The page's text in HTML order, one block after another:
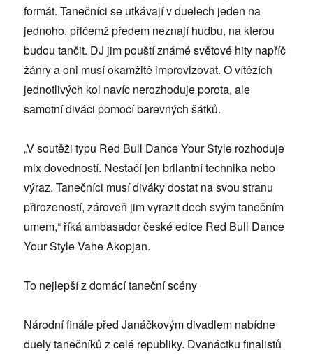
formát. Tanečníci se utkávají v duelech jeden na
jednoho, přičemž předem neznají hudbu, na kterou
budou tančit. DJ jim pouští známé světové hity napříč
žánry a oni musí okamžitě improvizovat. O vítězích
jednotlivých kol navíc nerozhoduje porota, ale
samotní diváci pomocí barevných šátků.
„V soutěži typu Red Bull Dance Your Style rozhoduje
mix dovedností. Nestačí jen brilantní technika nebo
výraz. Tanečníci musí diváky dostat na svou stranu
přirozeností, zároveň jim vyrazit dech svým tanečním
umem,“ říká ambasador české edice Red Bull Dance
Your Style Vahe Akopjan.
To nejlepší z domácí taneční scény
Národní finále před Janáčkovým divadlem nabídne
duely tanečníků z celé republiky. Dvanáctku finalistů